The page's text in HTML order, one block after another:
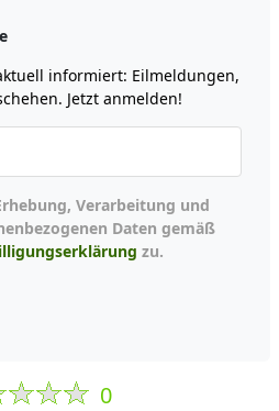
informiert: Eilmeldungen,
Jetzt anmelden!
Daten gemäß
zu.
0